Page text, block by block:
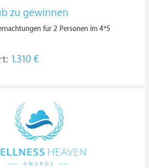
zu gewinnen
für 2 Personen im 4*S
1.310 €